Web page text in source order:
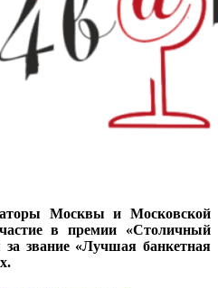
Москвы и Московской
в премии «Столичный
за звание «Лучшая банкетная